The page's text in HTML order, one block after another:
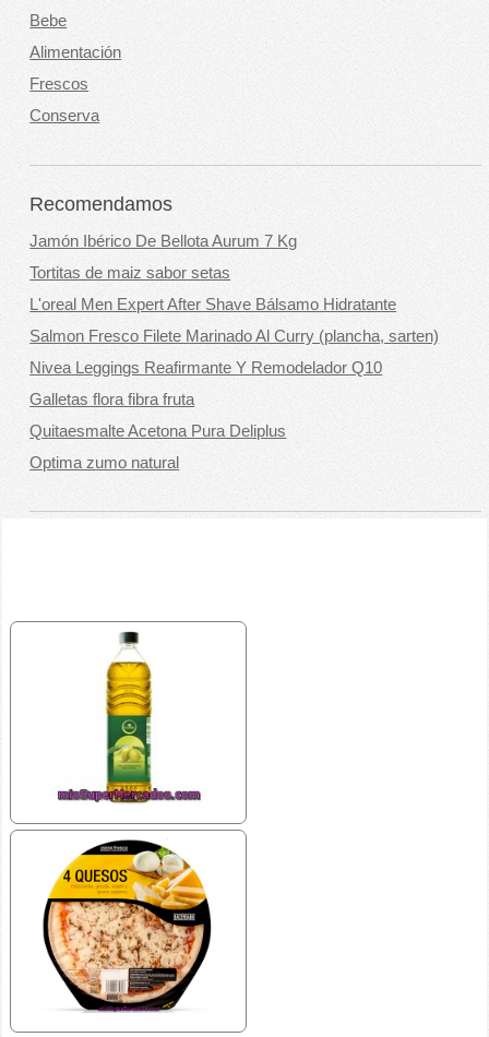
Bebe
Alimentación
Frescos
Conserva
Recomendamos
Jamón Ibérico De Bellota Aurum 7 Kg
Tortitas de maiz sabor setas
L'oreal Men Expert After Shave Bálsamo Hidratante
Salmon Fresco Filete Marinado Al Curry (plancha, sarten)
Nivea Leggings Reafirmante Y Remodelador Q10
Galletas flora fibra fruta
Quitaesmalte Acetona Pura Deliplus
Optima zumo natural